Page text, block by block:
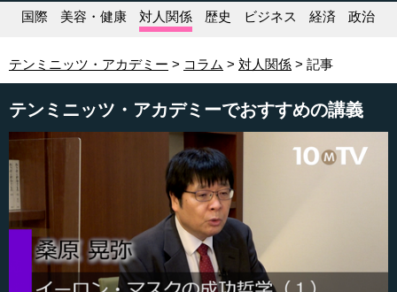
国際 美容・健康 対人関係 歴史 ビジネス 経済 政治
テンミニッツ・アカデミー コラム 対人関係 記事
テンミニッツ・アカデミーでおすすめの講義